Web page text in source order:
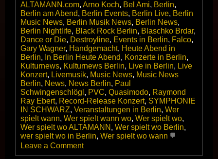
ALTAMANN.com, Arno Koch, Bel Ami, Berlin,
Berlin am Abend, Berlin Events, Berlin Live, Berlin
Music News, Berlin Musik News, Berlin News,
Berlin Nightlife, Black Rock Berlin, Blaschko Brdar,
Dance or Die, Destroyline, Events in Berlin, Falco,
Gary Wagner, Handgemacht, Heute Abend in
Berlin, In Berlin Heute Abend, Konzerte in Berlin,
Kulturnews, Kulturnews Berlin, Live in Berlin, Live
Konzert, Livemusik, Music News, Music News
Berlin, News, News Berlin, Paul
Schwingenschlögl , PVC, Quasimodo, Raymond
Ray Ebert, Record-Release Konzert, SYMPHONIE
IN SCHWARZ, Veranstaltungen in Berlin, Wer
spielt wann, Wer spielt wann wo, Wer spielt wo,
Wer spielt wo ALTAMANN , Wer spielt wo Berlin,
wer spielt wo in Berlin, Wer spielt wo wann
Leave a Commenton
BLACK